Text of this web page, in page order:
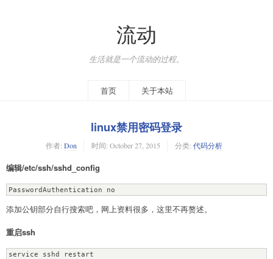
流动
生活就是一个流动的过程。
首页 关于本站
linux禁用密码登录
作者: Don 时间: October 27, 2015 分类: 代码分析
编辑/etc/ssh/sshd_config
PasswordAuthentication no
添加公钥部分自行搜索吧，网上资料很多，这里不再赘述。
重启ssh
service sshd restart